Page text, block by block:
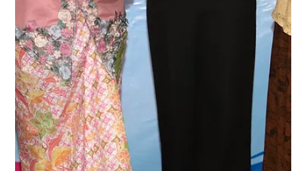
Muhammad Akhiruddin Nasution
19 Mei
2 menit membaca
Deteksi Dini Jadi Kunci, Argon
Peduli Dorong Kesadaran